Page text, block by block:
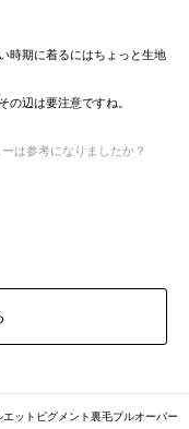
時期に着るにはちょっと生地
の辺は要注意ですね。
ーは参考になりましたか？
エットピグメント裏毛プルオーバー